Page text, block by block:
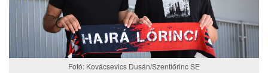
Fotó: Kovácsevics Dusán/Szentlőrinc SE